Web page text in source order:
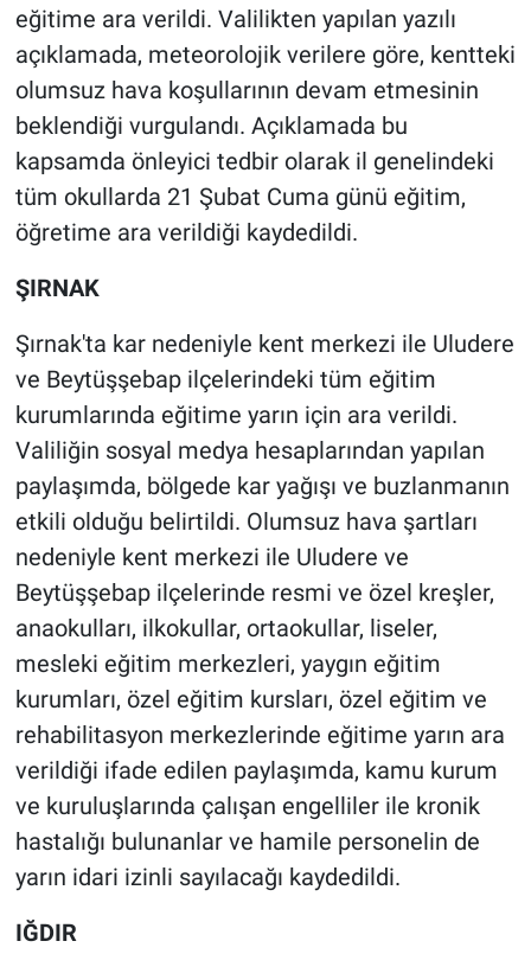
eğitime ara verildi. Valilikten yapılan yazılı
açıklamada, meteorolojik verilere göre, kentteki
olumsuz hava koşullarının devam etmesinin
beklendiği vurgulandı. Açıklamada bu
kapsamda önleyici tedbir olarak il genelindeki
tüm okullarda 21 Şubat Cuma günü eğitim,
öğretime ara verildiği kaydedildi.
ŞIRNAK
Şırnak'ta kar nedeniyle kent merkezi ile Uludere
ve Beytüşşebap ilçelerindeki tüm eğitim
kurumlarında eğitime yarın için ara verildi.
Valiliğin sosyal medya hesaplarından yapılan
paylaşımda, bölgede kar yağışı ve buzlanmanın
etkili olduğu belirtildi. Olumsuz hava şartları
nedeniyle kent merkezi ile Uludere ve
Beytüşşebap ilçelerinde resmi ve özel kreşler,
anaokulları, ilkokullar, ortaokullar, liseler,
mesleki eğitim merkezleri, yaygın eğitim
kurumları, özel eğitim kursları, özel eğitim ve
rehabilitasyon merkezlerinde eğitime yarın ara
verildiği ifade edilen paylaşımda, kamu kurum
ve kuruluşlarında çalışan engelliler ile kronik
hastalığı bulunanlar ve hamile personelin de
yarın idari izinli sayılacağı kaydedildi.
IĞDIR